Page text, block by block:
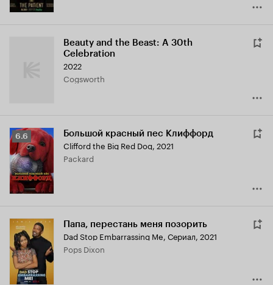
Beauty and the Beast: A 30th
Celebration
2022
Cogsworth
Рейтинг
Кинопоиска
6.6
6.6 Большой красный пес Клиффорд
Clifford the Big Red Dog, 2021
Packard
Папа, перестань меня позорить
Dad Stop Embarrassing Me, Сериал, 2021
Pops Dixon